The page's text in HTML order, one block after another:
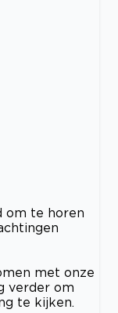
om te horen
met onze
verder om
te kijken.